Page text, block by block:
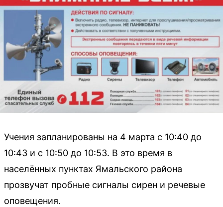
Учения запланированы на 4 марта с 10:40 до
10:43 и с 10:50 до 10:53. В это время в
населённых пунктах Ямальского района
прозвучат пробные сигналы сирен и речевые
оповещения.